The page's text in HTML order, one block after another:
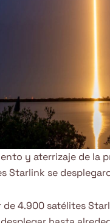
y aterrizaje de la
Starlink se
4.900 satélites